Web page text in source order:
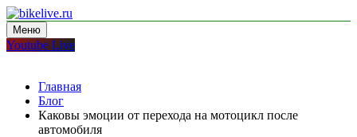
Перейти
к
содержимому
bikelive.ru
блог про мотоциклы
Меню
Youtube Live
Главная
Блог
Каковы эмоции от перехода на мотоцикл после
автомобиля